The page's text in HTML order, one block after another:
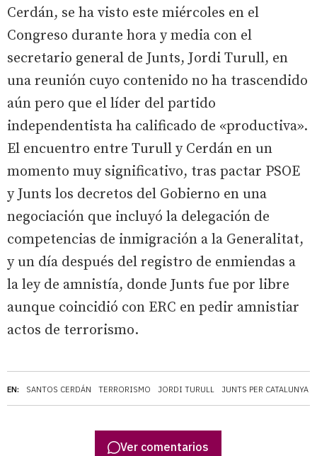
EN: SANTOS CERDÁN TERRORISMO JORDI TURULL JUNTS PER CATALUNYA
Cerdán, se ha visto este miércoles en el
Congreso durante hora y media con el
secretario general de Junts, Jordi Turull, en
una reunión cuyo contenido no ha trascendido
aún pero que el líder del partido
independentista ha calificado de «productiva».
El encuentro entre Turull y Cerdán en un
momento muy significativo, tras pactar PSOE
y Junts los decretos del Gobierno en una
negociación que incluyó la delegación de
competencias de inmigración a la Generalitat,
y un día después del registro de enmiendas a
la ley de amnistía, donde Junts fue por libre
aunque coincidió con ERC en pedir amnistiar
actos de terrorismo.
Ver comentarios